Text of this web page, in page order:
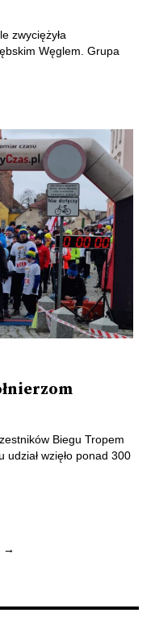
zwyciężyła
Węglem. Grupa
Biegu Tropem
wzięło ponad 300
→